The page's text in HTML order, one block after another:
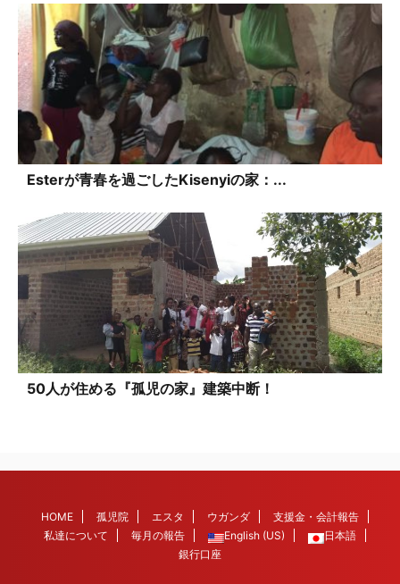
Esterが青春を過ごしたKisenyiの家：...
50人が住める『孤児の家』建築中断！
HOME 孤児院 エスタ ウガンダ
支援金・会計報告
私達について
毎月の報告 English (US)
日本語
銀行口座